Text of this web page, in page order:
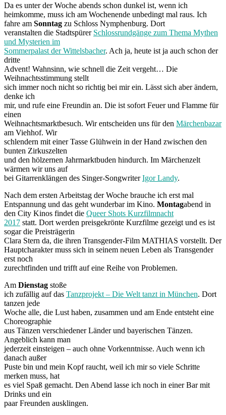
Da es unter der Woche abends schon dunkel ist, wenn ich
heimkomme, muss ich am Wochenende unbedingt mal raus. Ich
fahre am Sonntag zu Schloss Nymphenburg. Dort
veranstalten die Stadtspürer Schlossrundgänge zum Thema Mythen
und Mysterien im
Sommerpalast der Wittelsbacher. Ach ja, heute ist ja auch schon der
dritte
Advent! Wahnsinn, wie schnell die Zeit vergeht… Die
Weihnachtsstimmung stellt
sich immer noch nicht so richtig bei mir ein. Lässt sich aber ändern,
denke ich
mir, und rufe eine Freundin an. Die ist sofort Feuer und Flamme für
einen
Weihnachtsmarktbesuch. Wir entscheiden uns für den Märchenbazar
am Viehhof. Wir
schlendern mit einer Tasse Glühwein in der Hand zwischen den
bunten Zirkuszelten
und den hölzernen Jahrmarktbuden hindurch. Im Märchenzelt
wärmen wir uns auf
bei Gitarrenklängen des Singer-SongwriterIgor Landy.
Nach dem ersten Arbeitstag der Woche brauche ich erst mal
Entspannung und das geht wunderbar im Kino. Montagabend in
den City Kinos findet die Queer Shots Kurzfilmnacht
2017 statt. Dort werden preisgekrönte Kurzfilme gezeigt und es ist
sogar die Preisträgerin
Clara Stern da, die ihren Transgender-Film MATHIAS vorstellt. Der
Hauptcharakter muss sich in seinem neuen Leben als Transgender
erst noch
zurechtfinden und trifft auf eine Reihe von Problemen.
Am Dienstag stoße
ich zufällig auf das Tanzprojekt – Die Welt tanzt in München. Dort
tanzen jede
Woche alle, die Lust haben, zusammen und am Ende entsteht eine
Choreographie
aus Tänzen verschiedener Länder und bayerischen Tänzen.
Angeblich kann man
jederzeit einsteigen – auch ohne Vorkenntnisse. Auch wenn ich
danach außer
Puste bin und mein Kopf raucht, weil ich mir so viele Schritte
merken muss, hat
es viel Spaß gemacht. Den Abend lasse ich noch in einer Bar mit
Drinks und ein
paar Freunden ausklingen.